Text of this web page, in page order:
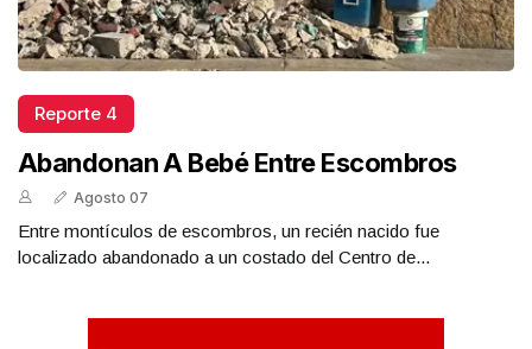
Reporte 4
Abandonan A Bebé Entre Escombros
Agosto 07
Entre montículos de escombros, un recién nacido fue
localizado abandonado a un costado del Centro de...